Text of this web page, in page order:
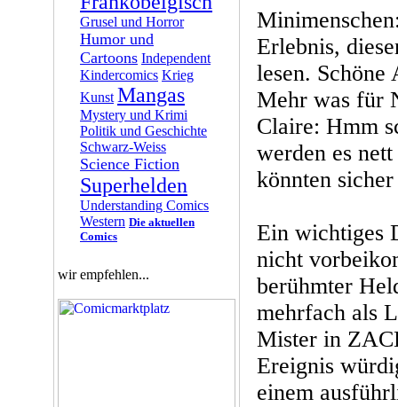
Grusel und Horror
Humor und
Cartoons Independent
Kindercomics Krieg
Kunst Mangas
Mystery und Krimi
Politik und Geschichte
Schwarz-Weiss
Science Fiction
Superhelden
Understanding Comics
Western Die aktuellen
Comics
wir empfehlen...
Erlebnis,
lesen. Schöne
Mehr was für
Claire: Hmm
werden es
könnten
Ein wichtiges
nicht
berühmter
mehrfach als
Mister in
Ereignis
einem